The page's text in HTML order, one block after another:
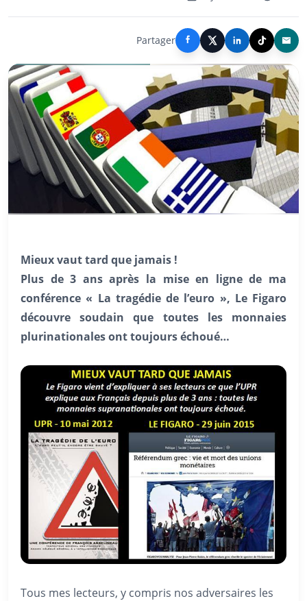
Partager
Mieux vaut tard que jamais !
Plus de 3 ans après la mise en ligne de ma
conférence « La tragédie de l’euro », Le Figaro
découvre soudain que toutes les monnaies
plurinationales ont toujours échoué…
Tous mes lecteurs, y compris nos adversaires les